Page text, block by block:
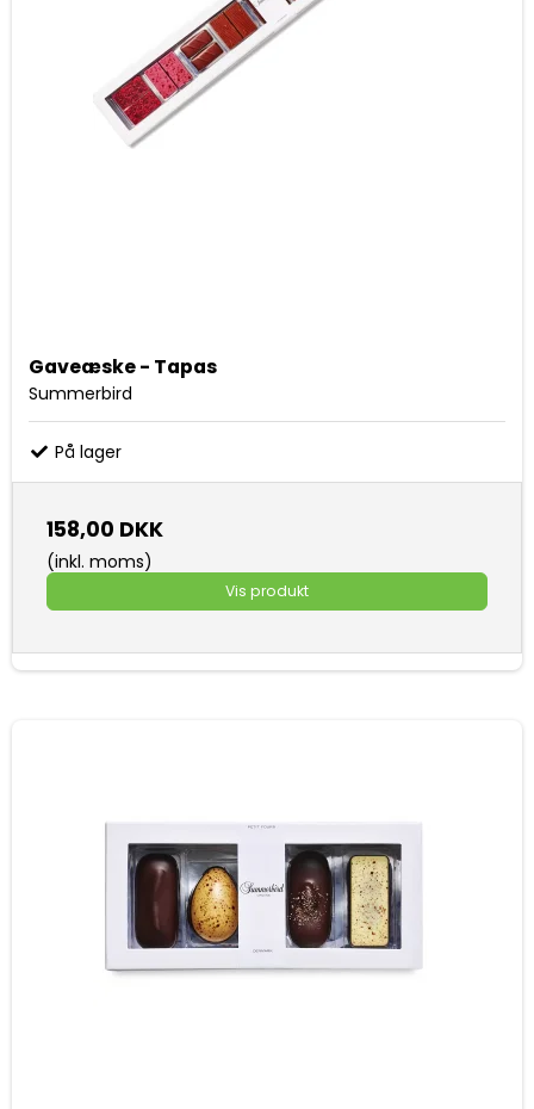
Gaveæske - Tapas
Summerbird
På lager
158,00 DKK
(inkl. moms)
Vis produkt